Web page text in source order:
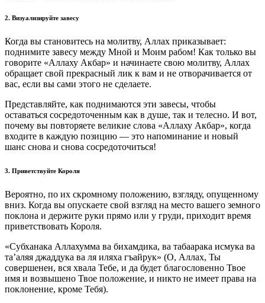
2. Визуализируйте завесу
Когда вы становитесь на молитву, Аллах приказывает:
поднимите завесу между Мной и Моим рабом! Как только вы
говорите «Аллаху Акбар» и начинаете свою молитву, Аллах
обращает свой прекрасный лик к вам и не отворачивается от
вас, если вы сами этого не сделаете.
Представляйте, как поднимаются эти завесы, чтобы
оставаться сосредоточенным как в душе, так и телесно. И вот,
почему вы повторяете великие слова «Аллаху Акбар», когда
входите в каждую позицию — это напоминание и новый
шанс снова и снова сосредоточиться!
3. Приветствуйте Короля
Вероятно, по их скромному положению, взгляду, опущенному
вниз. Когда вы опускаете свой взгляд на место вашего земного
поклона и держите руки прямо или у груди, приходит время
приветствовать Короля.
«Субханака Аллахумма ва бихамдика, ва табаарака исмука ва
та’аляя джаддука ва ля иляха гъайрук» (О, Аллах, Ты
совершенен, вся хвала Тебе, и да будет благословенно Твое
имя и возвышено Твое положение, и никто не имеет права на
поклонение, кроме Тебя).